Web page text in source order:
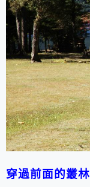
穿過前面的叢